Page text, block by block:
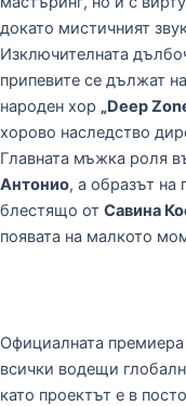
докато мистичният
Изключителната
припевите се дължат
народен хор „Deep
хорово наследство
Главната мъжка роля
Антонио, а образът
блестящо от Савина
появата на малкото
Официалната премиера
всички водещи
като проектът е в